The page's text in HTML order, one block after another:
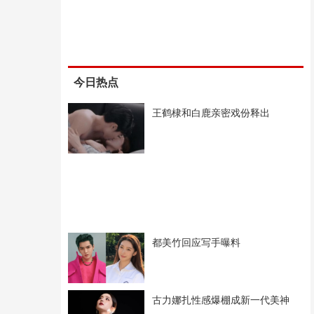
今日热点
王鹤棣和白鹿亲密戏份释出
都美竹回应写手曝料
古力娜扎性感爆棚成新一代美神